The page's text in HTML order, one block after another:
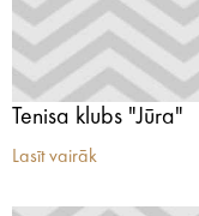
Tenisa klubs "Jūra"
Lasīt vairāk